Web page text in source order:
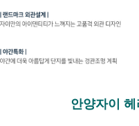
안양자이